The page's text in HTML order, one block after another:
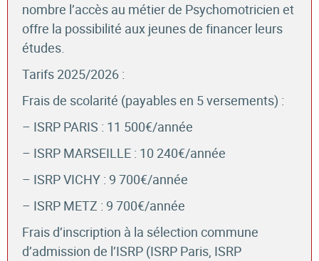
nombre l’accès au métier de Psychomotricien et
offre la possibilité aux jeunes de financer leurs
études.
Tarifs 2025/2026 :
Frais de scolarité (payables en 5 versements) :
– ISRP PARIS : 11 500€/année
– ISRP MARSEILLE : 10 240€/année
– ISRP VICHY : 9 700€/année
– ISRP METZ : 9 700€/année
Frais d’inscription à la sélection commune
d’admission de l’ISRP (ISRP Paris, ISRP